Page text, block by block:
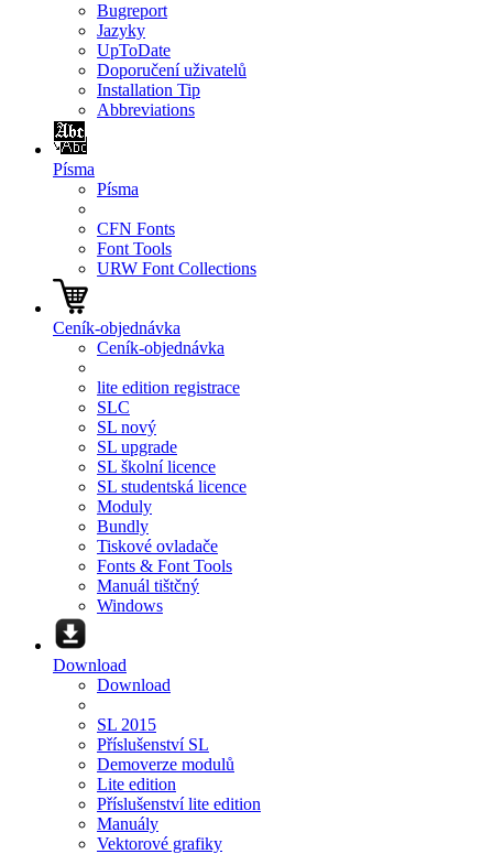
Bugreport
Jazyky
UpToDate
Doporučení uživatelů
Installation Tip
Abbreviations
Písma
Písma
CFN Fonts
Font Tools
URW Font Collections
Ceník-objednávka
Ceník-objednávka
lite edition registrace
SLC
SL nový
SL upgrade
SL školní licence
SL studentská licence
Moduly
Bundly
Tiskové ovladače
Fonts & Font Tools
Manuál tištčný
Windows
Download
Download
SL 2015
Příslušenství SL
Demoverze modulů
Lite edition
Příslušenství lite edition
Manuály
Vektorové grafiky